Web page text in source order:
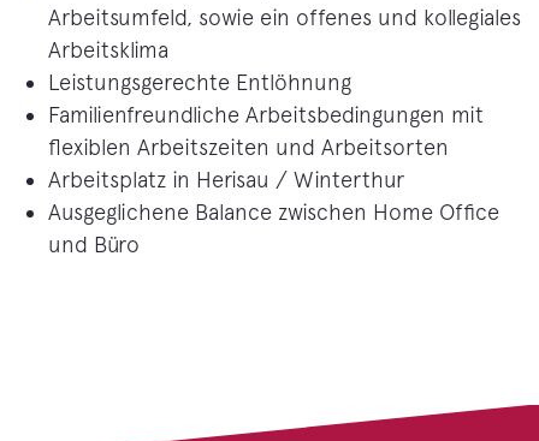
Arbeitsumfeld, sowie ein offenes und kollegiales
Arbeitsklima
Leistungsgerechte Entlöhnung
Familienfreundliche Arbeitsbedingungen mit
flexiblen Arbeitszeiten und Arbeitsorten
Arbeitsplatz in Herisau / Winterthur
Ausgeglichene Balance zwischen Home Office
und Büro